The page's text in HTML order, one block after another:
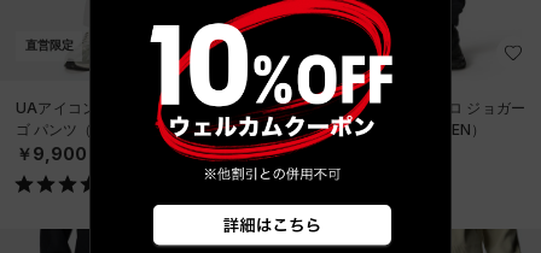
直営限定
UAアイコンフリース メタリック ロ
ゴ パンツ（ライフスタイル/MEN）
￥9,900
直営限定
UAアーマーフリース プロ ジョガー
パンツ（トレーニング/MEN）
￥11,000